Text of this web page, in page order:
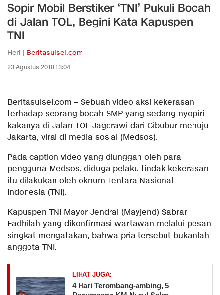
Sopir Mobil Berstiker ‘TNI’ Pukuli Bocah
di Jalan TOL, Begini Kata Kapuspen
TNI
Heri | Beritasulsel.com
23 Agustus 2018 13:04
Beritasulsel.com – Sebuah video aksi kekerasan
terhadap seorang bocah SMP yang sedang nyopiri
kakanya di Jalan TOL Jagorawi dari Cibubur menuju
Jakarta, viral di media sosial (Medsos).
Pada caption video yang diunggah oleh para
pengguna Medsos, diduga pelaku tindak kekerasan
itu dilakukan oleh oknum Tentara Nasional
Indonesia (TNI).
Kapuspen TNI Mayor Jendral (Mayjend) Sabrar
Fadhilah yang dikonfirmasi wartawan melalui pesan
singkat mengatakan, bahwa pria tersebut bukanlah
anggota TNI.
LIHAT JUGA:
​4 Hari Terombang-ambing, 5